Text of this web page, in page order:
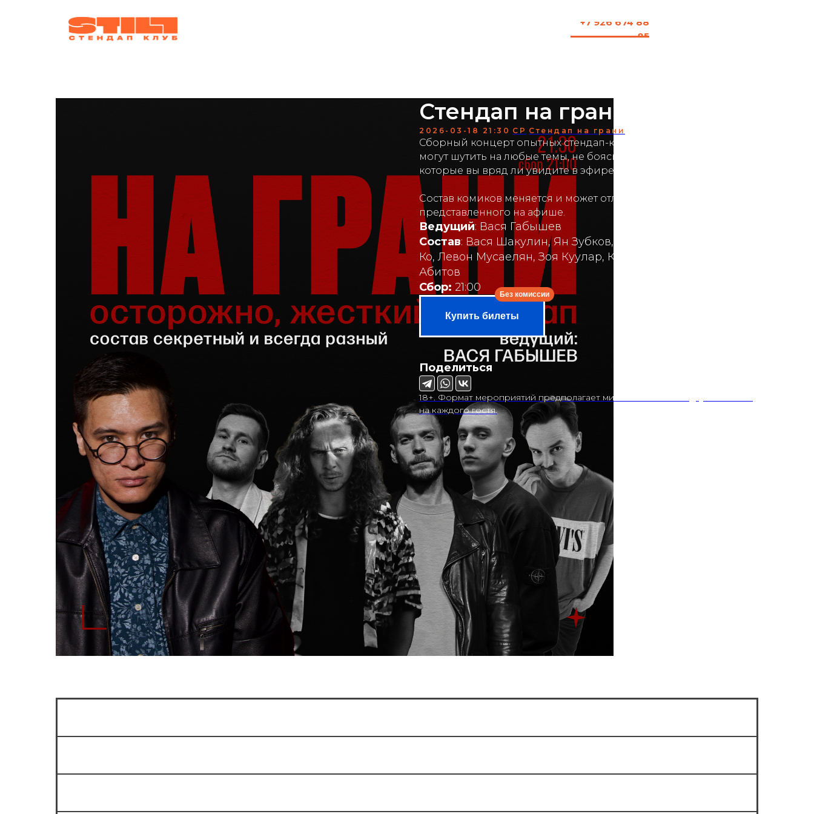
+7 926 674 88
85
Стендап на грани
2026-03-18 21:30 СР Стендап на грани
Сборный концерт опытных стендап-комиков. Шоу, где комики
могут шутить на любые темы, не боясь осуждения. Шутки,
которые вы вряд ли увидите в эфире.
Состав комиков меняется и может отличаться от
представленного на афише.
Ведущий: Вася Габышев
Состав: Вася Шакулин, Ян Зубков, Валера Артюхов, Макс
Ко, Левон Мусаелян, Зоя Куулар, Кирилл Ясенок, Салават
Абитов
Сбор: 21:00
Купить билеты
Поделиться
18+. Формат мероприятий предполагает минимальный заказ двух напитков
на каждого гостя.